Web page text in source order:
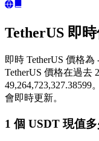
TetherUS 即時
即時 TetherUS 價格為
TetherUS 價格在過去
會即時更新。
1 個 USDT 現值多